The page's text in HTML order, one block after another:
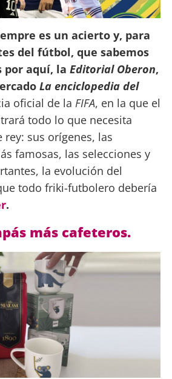
es un acierto y, para
del fútbol, que sabemos
por aquí, la Editorial Oberon,
La enciclopedia del
oficial de la FIFA, en la que el
todo lo que necesita
sus orígenes, las
famosas, las selecciones y
la evolución del
todo friki-futbolero debería
.
más cafeteros.